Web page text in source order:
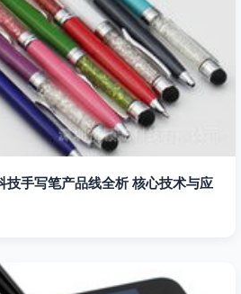
技手写笔产品线全析 核心技术与应